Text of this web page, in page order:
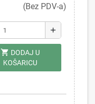
(Bez PDV-a)
add
shopping_cart DODAJ U
KOŠARICU